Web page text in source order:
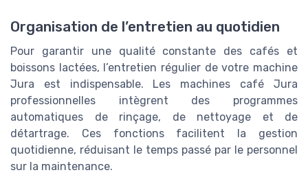
Organisation de l’entretien au quotidien
Pour garantir une qualité constante des cafés et
boissons lactées, l’entretien régulier de votre machine
Jura est indispensable. Les machines café Jura
professionnelles intègrent des programmes
automatiques de rinçage, de nettoyage et de
détartrage. Ces fonctions facilitent la gestion
quotidienne, réduisant le temps passé par le personnel
sur la maintenance.